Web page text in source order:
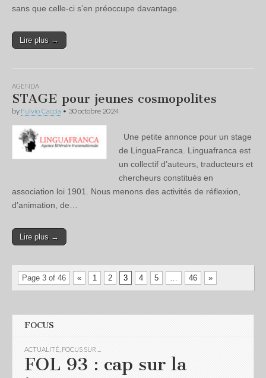
sans que celle-ci s’en préoccupe davantage.
Lire plus →
AGENDA
STAGE pour jeunes cosmopolites
by Fulvio Caccia • 30 octobre 2024
Une petite annonce pour un stage
de LinguaFranca. Linguafranca est
un collectif d’auteurs, traducteurs et
chercheurs constitués en
association loi 1901. Nous menons des activités de réflexion,
d’animation, de…
Lire plus →
Page 3 of 46 « 1 2 3 4 5 46 »
FOCUS
ACTUALITÉ FOCUS SUR ...
FOL 93 : cap sur la